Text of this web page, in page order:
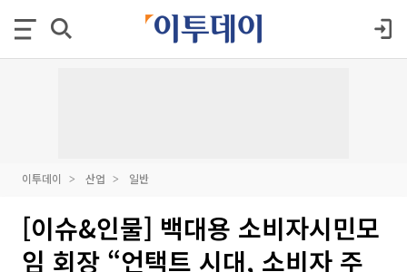
이투데이 산업 일반
[이슈&인물] 백대용 소비자시민모
임 회장 “언택트 시대, 소비자 주